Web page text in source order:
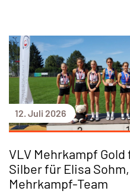
12. Juli 2026
VLV Mehrkampf
Silber für Elisa
Mehrkampf-Team